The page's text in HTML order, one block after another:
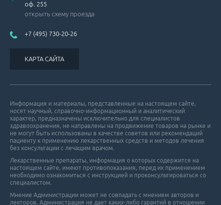
оф. 255
открыть схему проезда
+7 (495) 730-20-26
КАРТА САЙТА
Информация и материалы, представленные на настоящем сайте,
носят научный, справочно-информационный и аналитический
характер, предназначены исключительно для специалистов
здравоохранения, не направлены на продвижение товаров на рынке и
не могут быть использованы в качестве советов или рекомендаций
пациенту к применению лекарственных средств и методов лечения
без консультации с лечащим врачом.
Лекарственные препараты, информация о которых содержится на
настоящем сайте, имеют противопоказания, перед их применением
необходимо ознакомиться с инструкцией и проконсультироваться со
специалистом.
Мнение Администрации может не совпадать с мнением авторов и
лекторов. Администрация не дает каких-либо гарантий в отношении